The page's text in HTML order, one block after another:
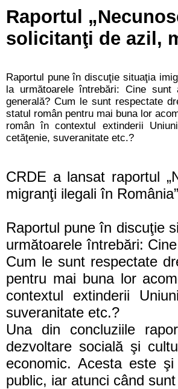
Raportul
solicitanţi de azil,
Raportul pune în discuţie situaţia
la următoarele întrebări: Cine
generală? Cum le sunt respectate
statul român pentru mai buna lor
român în contextul extinderii
cetăţenie, suveranitate etc.?
CRDE a lansat raportul
migranţi ilegali în
Raportul pune în discuţie
următoarele întrebări:
Cum le sunt respectate
pentru mai buna lor
contextul extinderii
suveranitate etc.?
Una din concluziile
dezvoltare socială şi
economic. Acesta este
public, iar atunci când